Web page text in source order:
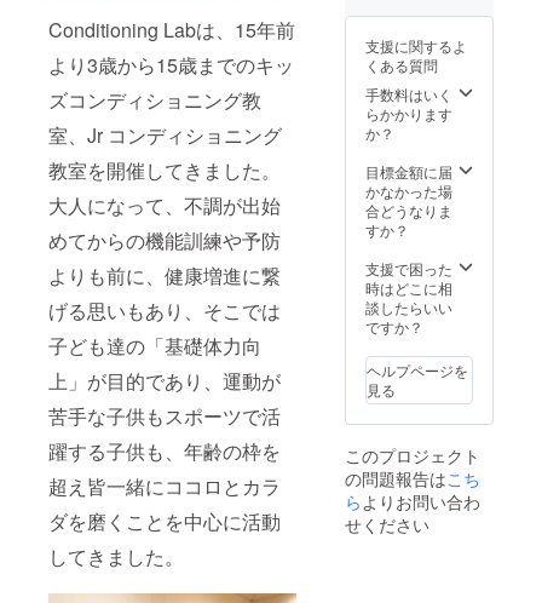
Conditioning Labは、15年前
より3歳から15歳までのキッ
ズコンディショニング教
室、Jr コンディショニング
教室を開催してきました。
大人になって、不調が出始
めてからの機能訓練や予防
よりも前に、健康増進に繋
げる思いもあり、そこでは
子ども達の「基礎体力向
上」が目的であり、運動が
苦手な子供もスポーツで活
躍する子供も、年齢の枠を
超え皆一緒にココロとカラ
ダを磨くことを中心に活動
してきました。
お断り
させて
いただ
いた場
合にお
いても
かねま
す。 ※
掲載期
5月から
1年間で
す。
※詳細は
メール
にて調
整いた
しま
す。 ※
販売や
企業イ
メージ
合等、
掲載を
お断り
させて
く場合
があり
ます。
お断り
いただ
いた場
合にお
いても
返金は
援画面
させて
いただ
きま
す。
支援に関するよ
くある質問
手数料はいく
らかかります
か？
目標金額に届
かなかった場
合どうなりま
すか？
支援で困った
時はどこに相
談したらいい
ですか？
ヘルプページを
見る
このプロジェクト
の問題報告はこち
ら よりお問い合わ
せください